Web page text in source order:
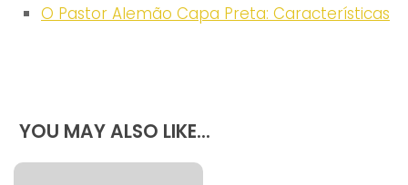
O Pastor Alemão Capa Preta: Características
YOU MAY ALSO LIKE...